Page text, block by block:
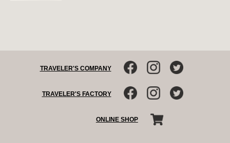
TRAVELER'S COMPANY
TRAVELER'S FACTORY
ONLINE SHOP